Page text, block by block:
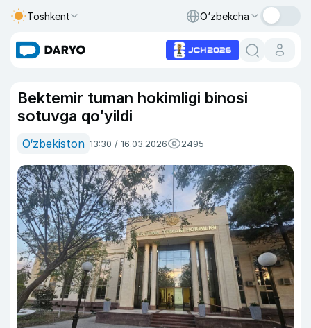
Toshkent O‘zbekcha
Bektemir tuman hokimligi binosi
sotuvga qoʻyildi
O‘zbekiston 13:30 / 16.03.2026 2495